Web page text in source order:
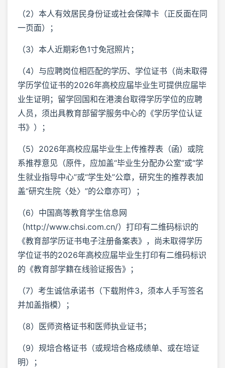
（2）本人有效居民身份证或社会保障卡（正反面在同
一页面）；
（3）本人近期彩色1寸免冠照片；
（4）与应聘岗位相匹配的学历、学位证书（尚未取得
学历学位证书的2026年高校应届毕业生可提供应届毕
业生证明；留学回国和在港澳台取得学历学位的应聘
人员，须出具教育部留学服务中心的《学历学位认证
书》）；
（5）2026年高校应届毕业生上传推荐表（函）或院
系推荐意见（原件，应加盖“毕业生分配办公室”或“学
生就业指导中心”或“学生处”公章，研究生的推荐表加
盖“研究生院〈处〉”的公章亦可）；
（6）中国高等教育学生信息网
（http://www.chsi.com.cn/）打印有二维码标识的
《教育部学历证书电子注册备案表》，尚未取得学历
学位证书的2026年高校应届毕业生打印有二维码标识
的《教育部学籍在线验证报告》；
（7）考生诚信承诺书（下载附件3，须本人手写签名
并加盖指模）；
（8）医师资格证书和医师执业证书；
（9）规培合格证书（或规培合格成绩单、或在培证
明）；